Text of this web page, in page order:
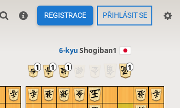
REGISTRACE PŘIHLÁSIT SE
6-kyuShogiban1